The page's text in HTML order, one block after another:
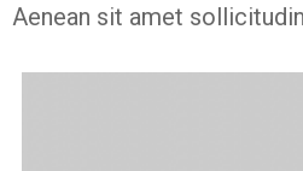
Aenean sit amet